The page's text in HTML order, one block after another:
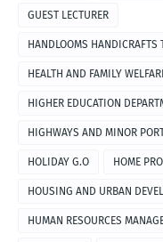
GUEST LECTURER
HANDLOOMS HANDICRAFTS
HEALTH AND FAMILY
HIGHER EDUCATION
HIGHWAYS AND MINOR
HOLIDAY G.O HOME
HOUSING AND URBAN
HUMAN RESOURCES